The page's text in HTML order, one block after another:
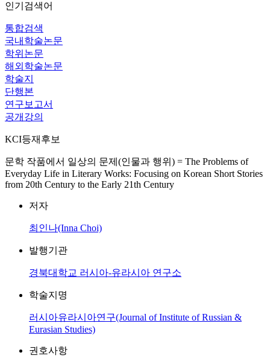
인기검색어
통합검색
국내학술논문
학위논문
해외학술논문
학술지
단행본
연구보고서
공개강의
KCI등재후보
문학 작품에서 일상의 문제(인물과 행위) = The Problems of
Everyday Life in Literary Works: Focusing on Korean Short Stories
from 20th Century to the Early 21th Century
저자
최인나(Inna Choi)
발행기관
경북대학교 러시아-유라시아 연구소
학술지명
러시아유라시아연구(Journal of Institute of Russian &
Eurasian Studies)
권호사항